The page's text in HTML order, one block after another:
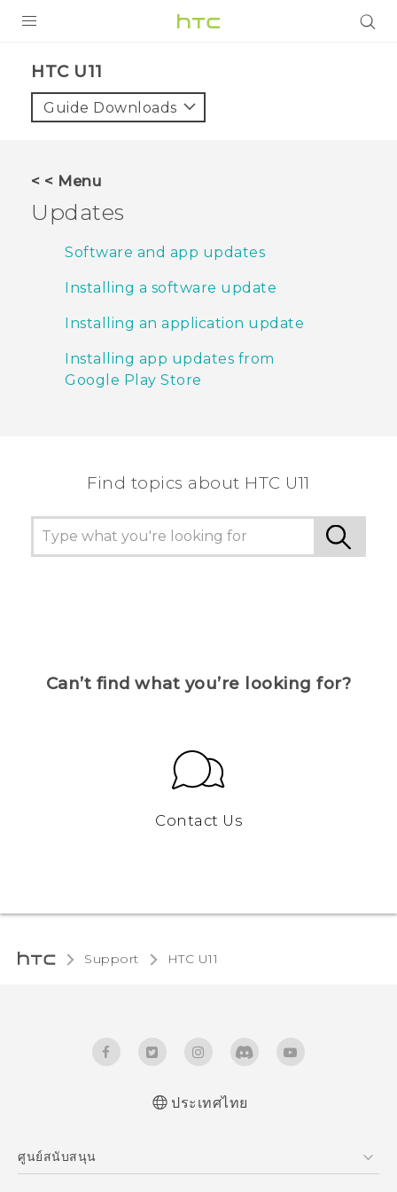
HTC U11‎
Guide Downloads
< < Menu
Updates
Software and app updates
Installing a software update
Installing an application update
Installing app updates from
Google Play Store
Find topics about HTC U11
Can’t find what you’re looking for?
Contact Us
Support HTC U11‎
ประเทศไทย
ศูนย์สนับสนุน